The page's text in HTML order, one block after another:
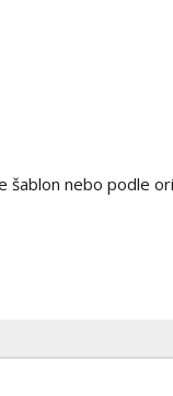
nebo podle